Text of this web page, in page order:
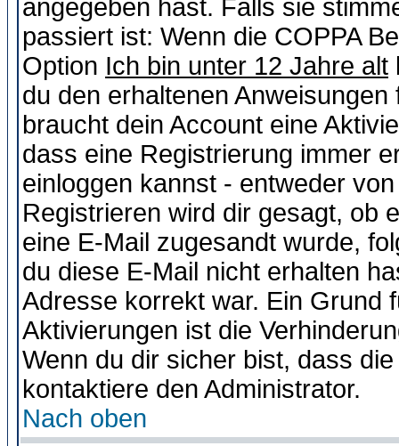
angegeben hast. Falls sie
passiert ist: Wenn die COPPA
Option Ich bin unter 12 Jahre alt
du den erhaltenen
braucht dein Account eine
dass eine Registrierung immer
einloggen kannst - entweder
Registrieren wird dir gesagt, ob
eine E-Mail zugesandt wurde,
du diese E-Mail nicht erhalten
Adresse korrekt war. Ein Grund
Aktivierungen ist die
Wenn du dir sicher bist, dass
kontaktiere den Administrator.
Nach oben